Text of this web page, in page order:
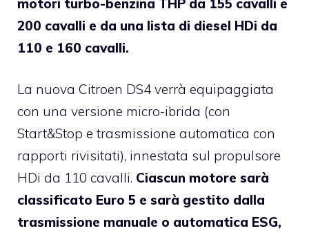
200 cavalli e da una lista di diesel HDi da
110 e 160 cavalli.
La nuova Citroen DS4 verrà equipaggiata
con una versione micro-ibrida (con
Start&Stop e trasmissione automatica con
rapporti rivisitati), innestata sul propulsore
HDi da 110 cavalli. Ciascun motore sarà
classificato Euro 5 e sarà gestito dalla
trasmissione manuale o automatica ESG,